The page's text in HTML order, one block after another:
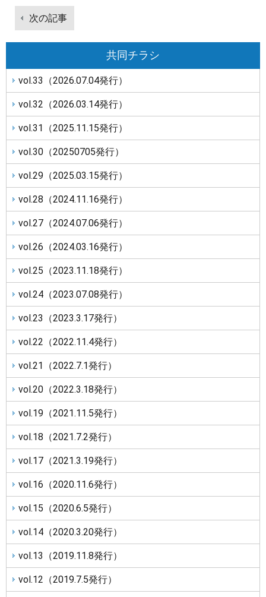
稿
ナ
ゲ
ー
ョ
ン
次の記事
記
事
共同チラシ
vol.33（2026.07.04発行）
vol.32（2026.03.14発行）
vol.31（2025.11.15発行）
vol.30（20250705発行）
vol.29（2025.03.15発行）
vol.28（2024.11.16発行）
vol.27（2024.07.06発行）
vol.26（2024.03.16発行）
vol.25（2023.11.18発行）
vol.24（2023.07.08発行）
vol.23（2023.3.17発行）
vol.22（2022.11.4発行）
vol.21（2022.7.1発行）
vol.20（2022.3.18発行）
vol.19（2021.11.5発行）
vol.18（2021.7.2発行）
vol.17（2021.3.19発行）
vol.16（2020.11.6発行）
vol.15（2020.6.5発行）
vol.14（2020.3.20発行）
vol.13（2019.11.8発行）
vol.12（2019.7.5発行）